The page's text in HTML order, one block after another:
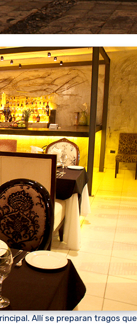
Allí se preparan tragos que